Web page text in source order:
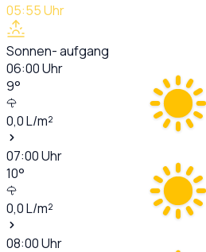
05:55Uhr
Sonnen- aufgang
06:00Uhr
9°
0,0L/m²
07:00Uhr
10°
0,0L/m²
08:00Uhr